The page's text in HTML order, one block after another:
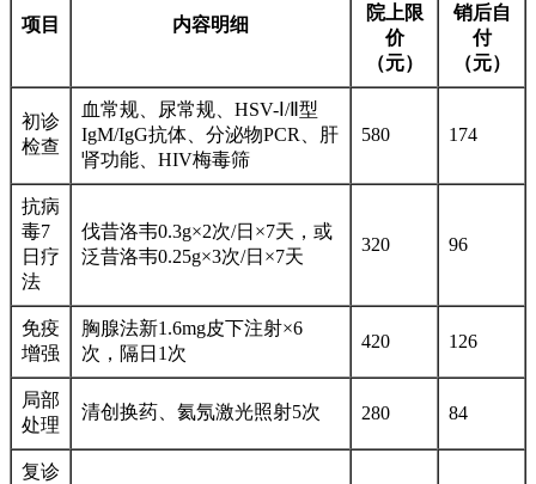
项目 内容明细
院上限
价
（元）
销后自
付
（元）
初诊
检查
血常规、尿常规、HSV-Ⅰ/Ⅱ型
IgM/IgG抗体、分泌物PCR、肝
肾功能、HIV梅毒筛
580 174
抗病
毒7
日疗
法
伐昔洛韦0.3g×2次/日×7天，或
泛昔洛韦0.25g×3次/日×7天
320 96
免疫
增强
胸腺法新1.6mg皮下注射×6
次，隔日1次
420 126
局部
处理
清创换药、氦氖激光照射5次 280 84
复诊